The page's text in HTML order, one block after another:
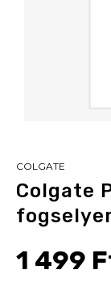
COLGATE
Colgate
1 499